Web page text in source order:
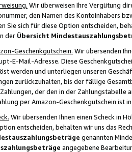
Wir überweisen Ihre Vergütung
den Namen des Kontoinhabers
Sie sich für diese Option entscheiden,
der Übersicht
Geschenkgutschein. Wir übersenden
E-Mail-Adresse. Diese
werden und unterliegen unseren
zurückzuhalten, bis der fällige
der den in der
per Amazon-Geschenkgutschein ist
Wir übersenden Ihnen einen Scheck in
entscheiden, behalten wir uns das
genannten
angegebene